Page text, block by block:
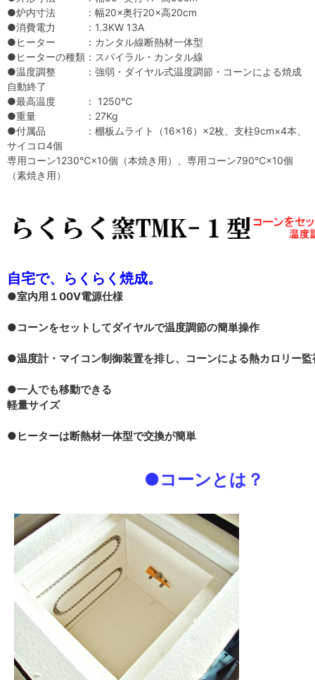
●炉内寸法 ：幅20×奥行20×高20cm
●消費電力 ：1.3KW 13A
●ヒーター ：カンタル線断熱材一体型
●ヒーターの種類：スパイラル・カンタル線
●温度調整 ：強弱・ダイヤル式温度調節・コーンによる焼成
自動終了
●最高温度 ： 1250℃
●重量 ：27Kg
●付属品 ：棚板ムライト（16×16）×2枚、支柱9cm×4本、
サイコロ4個
専用コーン1230℃×10個（本焼き用）、専用コーン790℃×10個
（素焼き用）
自宅で、らくらく焼成。
●室内用１00V電源仕様
●コーンをセットしてダイヤルで温度調節の簡単操作
●温度計・マイコン制御装置を排し、コーンによる熱カロリー
●一人でも移動できる
軽量サイズ
● ヒーターは断熱材一体型で交換が簡単
●コーンとは？